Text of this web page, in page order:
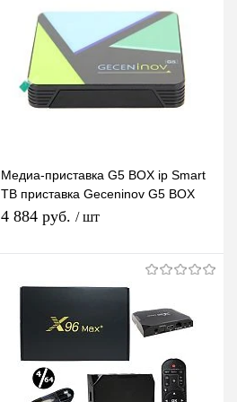
Медиа-приставка G5 BOX ip Smart
ТВ приставка Geceninov G5 BOX
4/32
4 884 руб. / шт
Купить в 1 клик К сравнению
В избранное В наличии